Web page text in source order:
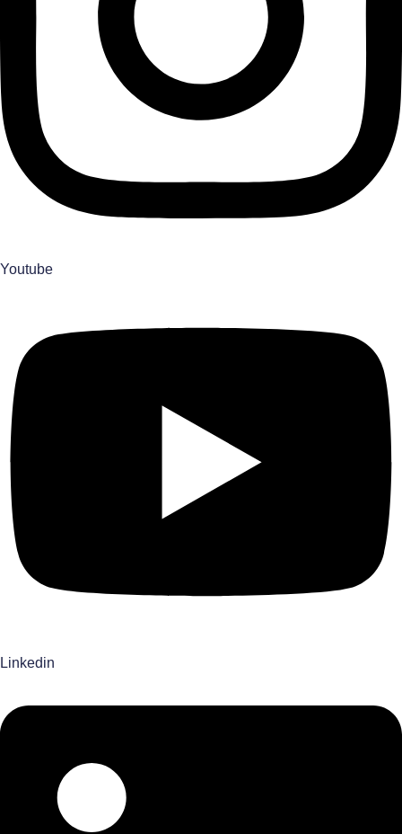
Youtube
Linkedin